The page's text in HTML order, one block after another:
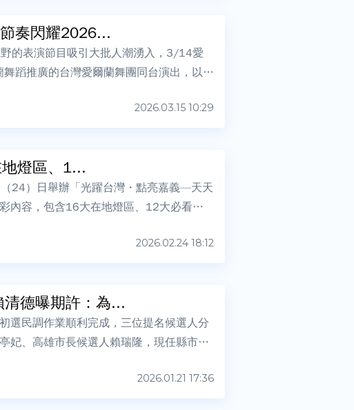
奏閃耀2026...
2026.03.15 10:29
的表演節目吸引大批人潮湧入，3/14愛
蹈推廣的台灣愛爾蘭舞團同台演出，以充
燈區、1...
2026.02.24 18:12
24）日舉辦「光躍台灣・點亮嘉義—天天
內容，包含16大在地燈區、12大必看亮
德曝期許：為...
2026.01.21 17:36
選民調作業順利完成，三位提名候選人分
妃、高雄市長候選人賴瑞隆，現任縣市首